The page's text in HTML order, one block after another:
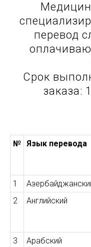
перевод
Срок
заказа:
№ Язык перевода
1
2
Английский
3
Арабский